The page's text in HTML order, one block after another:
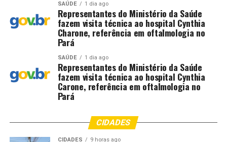
SAÚDE 1 dia ago
Representantes do Ministério da Saúde
fazem visita técnica ao hospital Cynthia
Charone, referência em oftalmologia no
Pará
SAÚDE 1 dia ago
Representantes do Ministério da Saúde
fazem visita técnica ao hospital Cynthia
Carone, referência em oftalmologia no
Pará
CIDADES
CIDADES 9 horas ago